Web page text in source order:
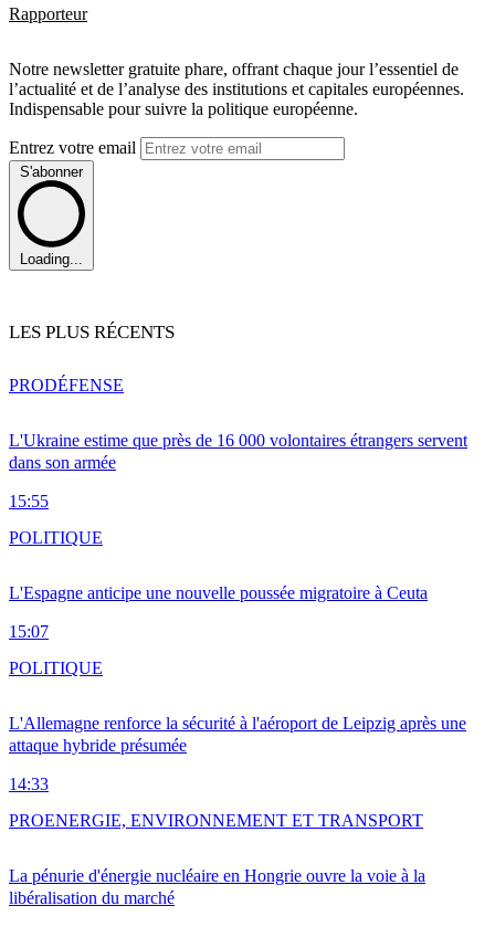
Rapporteur
Notre newsletter gratuite phare, offrant chaque jour l’essentiel de
l’actualité et de l’analyse des institutions et capitales européennes.
Indispensable pour suivre la politique européenne.
Entrez votre email
S'abonner
Loading...
LES PLUS RÉCENTS
L'Ukraine estime que près de 16 000 volontaires étrangers servent
dans son armée
15:55
PRODÉFENSE
L'Espagne anticipe une nouvelle poussée migratoire à Ceuta
15:07
POLITIQUE
L'Allemagne renforce la sécurité à l'aéroport de Leipzig après une
attaque hybride présumée
14:33
POLITIQUE
La pénurie d'énergie nucléaire en Hongrie ouvre la voie à la
libéralisation du marché
PROENERGIE, ENVIRONNEMENT ET TRANSPORT